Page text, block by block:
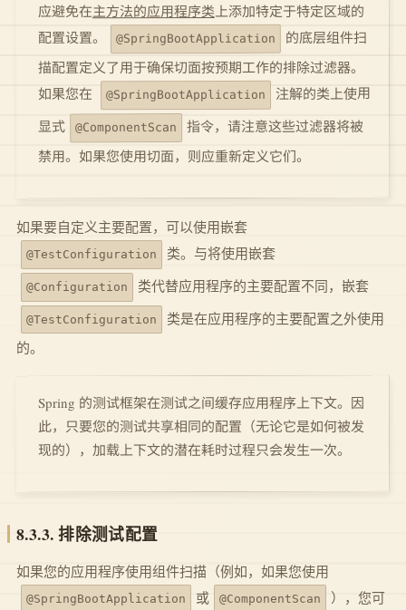
应避免在主方法的应用程序类 上添加特定于特定区域的
配置设置。 @SpringBootApplication 的底层组件扫
描配置定义了用于确保切面按预期工作的排除过滤器。
如果您在 @SpringBootApplication 注解的类上使用
显式 @ComponentScan 指令，请注意这些过滤器将被
禁用。如果您使用切面，则应重新定义它们。
如果要自定义主要配置，可以使用嵌套
@TestConfiguration 类。与将使用嵌套
@Configuration 类代替应用程序的主要配置不同，嵌套
@TestConfiguration
类是在应用程序的主要配置之外使用
的。
Spring 的测试框架在测试之间缓存应用程序上下文。因
此，只要您的测试共享相同的配置（无论它是如何被发
现的），加载上下文的潜在耗时过程只会发生一次。
8.3.3. 排除测试配置
如果您的应用程序使用组件扫描（例如，如果您使用
@SpringBootApplication 或 @ComponentScan
），您可